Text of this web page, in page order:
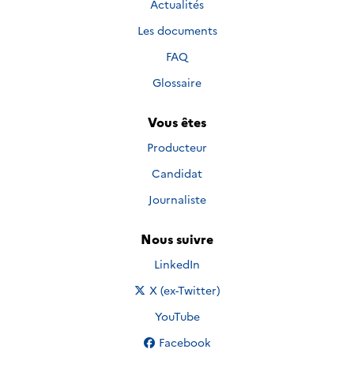
Actualités
Les documents
FAQ
Glossaire
Vous êtes
Producteur
Candidat
Journaliste
Nous suivre
Nous suivre sur
LinkedIn
Nous suivre sur
X (ex-Twitter)
Nous suivre sur
YouTube
Nous suivre sur
Facebook